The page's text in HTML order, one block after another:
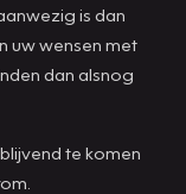
is dan
uw wensen met
dan alsnog
te komen